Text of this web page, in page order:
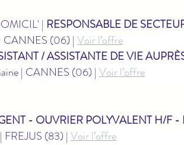
| RESPONSABLE DE
CANNES (06) | Voir l’offre
/ ASSISTANTE DE VIE
| CANNES (06) | Voir l’offre
- OUVRIER POLYVALENT H/F
FREJUS (83) | Voir l’offre